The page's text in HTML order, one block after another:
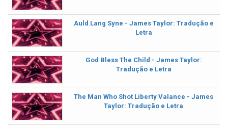
Auld Lang Syne - James Taylor: Tradução e
Letra
God Bless The Child - James Taylor:
Tradução e Letra
The Man Who Shot Liberty Valance - James
Taylor: Tradução e Letra